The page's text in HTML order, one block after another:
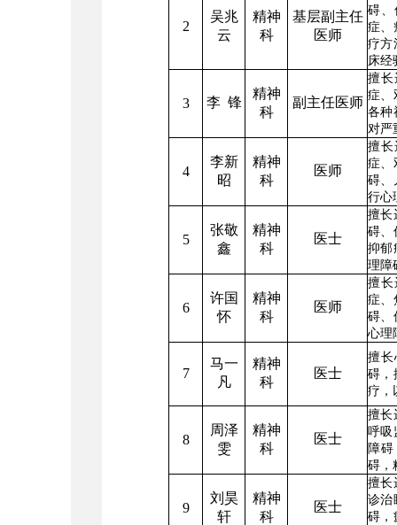
2
吴兆
云
精神
科
基层副主任
医师
碍、
症、
疗方
床经
3 李 锋
精神
科
副主任医师
擅长
症、
各种
对严
4
李新
昭
精神
科
医师
擅长
症、
碍、
行心
5
张敬
鑫
精神
科
医士
擅长
碍、
抑郁
理障
6
许国
怀
精神
科
医师
擅长
症、
碍、
心理
7
马一
凡
精神
科
医士
擅长
碍，
疗，
8
周泽
雯
精神
科
医士
擅长
呼吸
障
碍，
9
刘昊
轩
精神
科
医士
擅长
诊治
碍，